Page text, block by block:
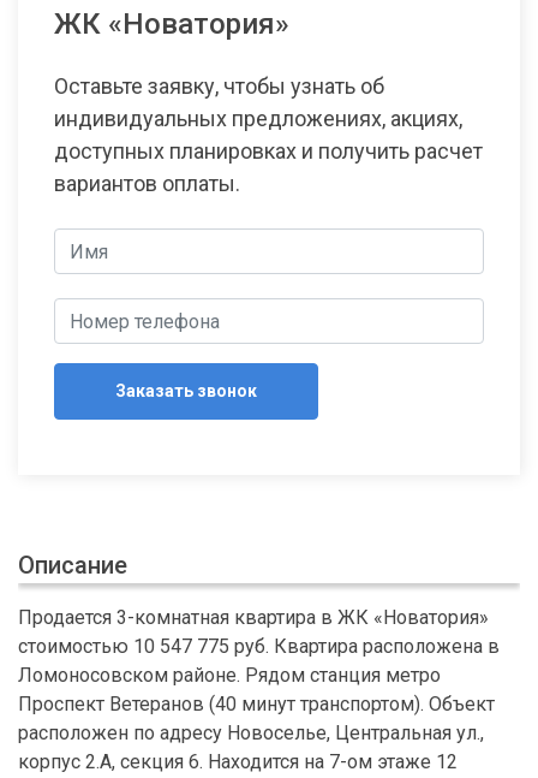
ЖК «Новатория»
Оставьте заявку, чтобы узнать об
индивидуальных предложениях, акциях,
доступных планировках и получить расчет
вариантов оплаты.
Заказать звонок
Описание
Продается 3-комнатная квартира в ЖК «Новатория»
стоимостью 10 547 775 руб. Квартира расположена в
Ломоносовском районе. Рядом станция метро
Проспект Ветеранов (40 минут транспортом). Объект
расположен по адресу Новоселье, Центральная ул.,
корпус 2.А, секция 6. Находится на 7-ом этаже 12